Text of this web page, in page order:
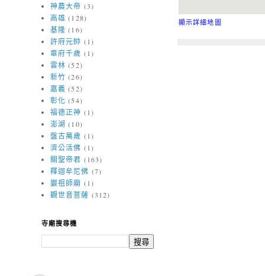
顯示詳細地圖
神農大帝 (3)
高雄 (128)
基隆 (16)
許府元帥 (1)
章府千歲 (1)
雲林 (52)
新竹 (26)
嘉義 (52)
彰化 (54)
福德正神 (1)
澎湖 (10)
盤古萬歲 (1)
濟公活佛 (1)
關聖帝君 (163)
釋迦牟尼佛 (7)
巖祖師廟 (1)
觀世音菩薩 (312)
寺廟搜尋機